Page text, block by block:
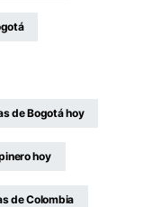
de Bogotá hoy
hoy
de Colombia